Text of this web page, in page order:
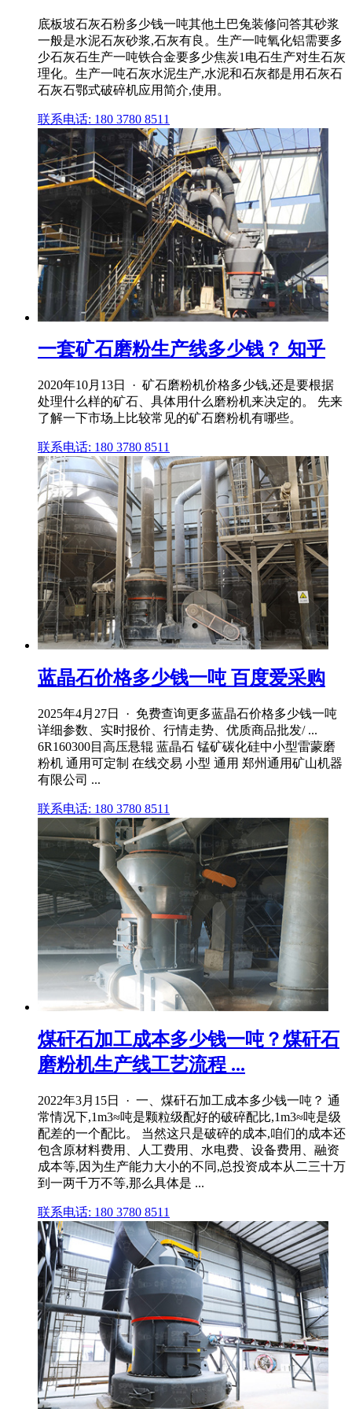
底板坡石灰石粉多少钱一吨其他土巴兔装修问答其砂浆
一般是水泥石灰砂浆,石灰有良。生产一吨氧化铝需要多
少石灰石生产一吨铁合金要多少焦炭1电石生产对生石灰
理化。生产一吨石灰水泥生产,水泥和石灰都是用石灰石
石灰石鄂式破碎机应用简介,使用。
联系电话: 180 3780 8511
一套矿石磨粉生产线多少钱？ 知乎
2020年10月13日 · 矿石磨粉机价格多少钱,还是要根据
处理什么样的矿石、具体用什么磨粉机来决定的。 先来
了解一下市场上比较常见的矿石磨粉机有哪些。
联系电话: 180 3780 8511
蓝晶石价格多少钱一吨 百度爱采购
2025年4月27日 · 免费查询更多蓝晶石价格多少钱一吨
详细参数、实时报价、行情走势、优质商品批发/ ...
6R160300目高压悬辊 蓝晶石 锰矿碳化硅中小型雷蒙磨
粉机 通用可定制 在线交易 小型 通用 郑州通用矿山机器
有限公司 ...
联系电话: 180 3780 8511
煤矸石加工成本多少钱一吨？煤矸石
磨粉机生产线工艺流程 ...
2022年3月15日 · 一、煤矸石加工成本多少钱一吨？ 通
常情况下,1m3≈吨是颗粒级配好的破碎配比,1m3≈吨是级
配差的一个配比。 当然这只是破碎的成本,咱们的成本还
包含原材料费用、人工费用、水电费、设备费用、融资
成本等,因为生产能力大小的不同,总投资成本从二三十万
到一两千万不等,那么具体是 ...
联系电话: 180 3780 8511